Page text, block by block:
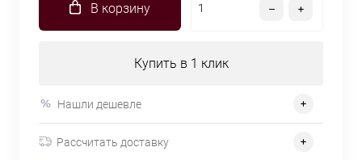
В корзину
Купить в 1 клик
Нашли дешевле
Рассчитать доставку